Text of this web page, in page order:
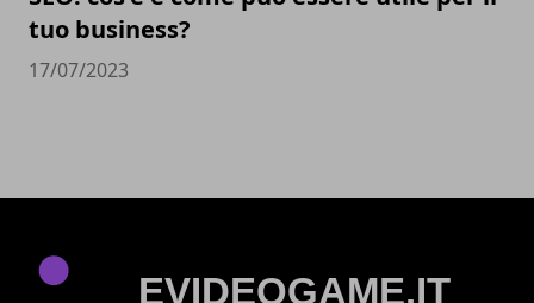
tuo business?
17/07/2023